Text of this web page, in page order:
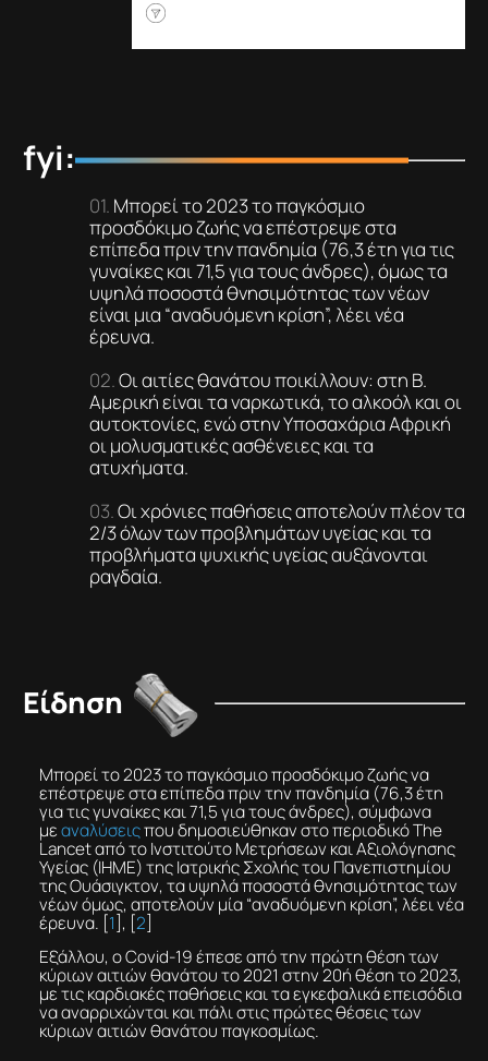
fyi:
Μπορεί το 2023 το παγκόσμιο
προσδόκιμο ζωής να επέστρεψε στα
επίπεδα πριν την πανδημία (76,3 έτη για τις
γυναίκες και 71,5 για τους άνδρες), όμως τα
υψηλά ποσοστά θνησιμότητας των νέων
είναι μια “αναδυόμενη κρίση”, λέει νέα
έρευνα.
Οι αιτίες θανάτου ποικίλλουν: στη Β.
Αμερική είναι τα ναρκωτικά, το αλκοόλ και οι
αυτοκτονίες, ενώ στην Υποσαχάρια Αφρική
οι μολυσματικές ασθένειες και τα
ατυχήματα.
Οι χρόνιες παθήσεις αποτελούν πλέον τα
2/3 όλων των προβλημάτων υγείας και τα
προβλήματα ψυχικής υγείας αυξάνονται
ραγδαία.
Είδηση
Μπορεί το 2023 το παγκόσμιο προσδόκιμο ζωής να
επέστρεψε στα επίπεδα πριν την πανδημία (76,3 έτη
για τις γυναίκες και 71,5 για τους άνδρες), σύμφωνα
μεαναλύσειςπου δημοσιεύθηκαν στο περιοδικό The
Lancet από το Ινστιτούτο Μετρήσεων και Αξιολόγησης
Υγείας (IHME) της Ιατρικής Σχολής του Πανεπιστημίου
της Ουάσιγκτον, τα υψηλά ποσοστά θνησιμότητας των
νέων όμως, αποτελούν μία “αναδυόμενη κρίση”, λέει νέα
έρευνα. [1 ], [2
Εξάλλου, ο Covid-19 έπεσε από την πρώτη θέση των
κύριων αιτιών θανάτου το 2021 στην 20ή θέση το 2023,
με τις καρδιακές παθήσεις και τα εγκεφαλικά επεισόδια
να αναρριχώνται και πάλι στις πρώτες θέσεις των
κύριων αιτιών θανάτου παγκοσμίως.